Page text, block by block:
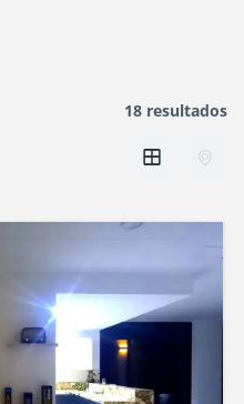
18 resultados